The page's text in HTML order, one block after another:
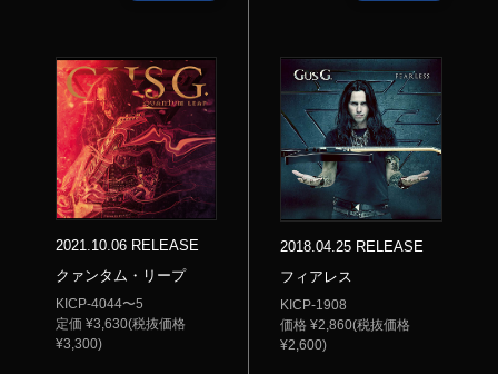
2021.10.06 RELEASE
クァンタム・リープ
KICP-4044〜5
定価 ¥3,630(税抜価格
¥3,300)
2018.04.25 RELEASE
フィアレス
KICP-1908
価格 ¥2,860(税抜価格
¥2,600)